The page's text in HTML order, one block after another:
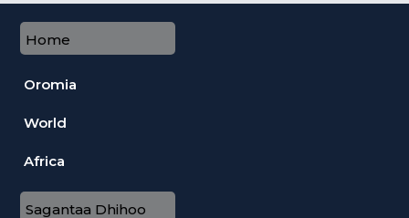
Home
Oromia
World
Africa
Sagantaa Dhihoo